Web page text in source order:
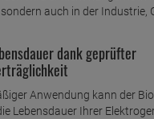
ab0,59€
Heitmann Wäsche Weiss
ab 79
1 Kilogramm =15, 80 €
auch in der Industrie,
dank geprüfter
Anwendung kann der
Lebensdauer Ihrer